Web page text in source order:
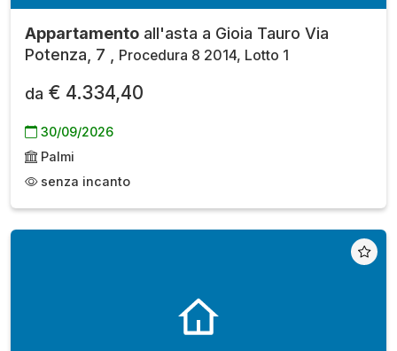
Appartamento all'asta a Gioia Tauro Via
Potenza, 7 ,
Procedura 8 2014, Lotto 1
da € 4.334,40
30/09/2026
Palmi
senza incanto